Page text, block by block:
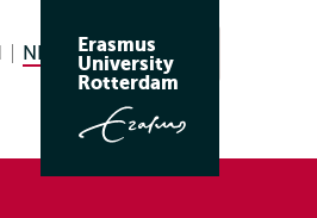
English
NL Nederlands huidige taal
Zoeken
Erasmus
University
Rotterdam